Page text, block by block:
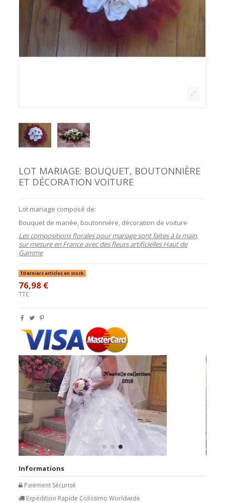
LOT MARIAGE: BOUQUET, BOUTONNIÈRE
ET DÉCORATION VOITURE
Lot mariage composé de:
Bouquet de mariée, boutonnière, décoration de voiture
Les compositions florales pour mariage sont faites à la main,
sur mesure en France avec des fleurs artificielles Haut de
Gamme
Derniers articles en stock
76,98 €
TTC
Informations
Paiement Sécurisé
Expédition Rapide Colissimo Worldwide